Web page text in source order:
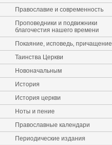
Православие и современность
Проповедники и подвижники
благочестия нашего времени
Покаяние, исповедь, причащение
Таинства Церкви
Новоначальным
История
История церкви
Ноты и пение
Православные календари
Периодические издания